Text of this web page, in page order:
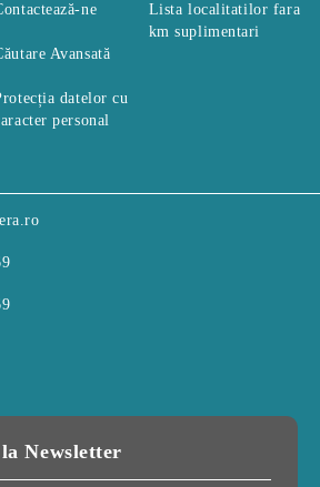
ne
Avansată
datelor cu
personal
Lista localitatilor fara
km suplimentari
Newsletter